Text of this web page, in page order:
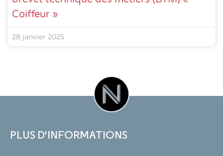
Coiffeur »
28 janvier 2025
PLUS D'INFORMATIONS